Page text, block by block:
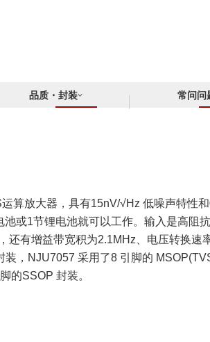
品质・封装 常问问
算放大器，具有15nV/√Hz 低噪声特性
或1节锂电池就可以工作。输入是高阻
有增益带宽积为2.1MHz、电压转换速
，NJU7057 采用了8 引脚的
的SSOP 封装。